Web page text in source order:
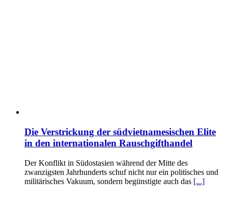
Die Verstrickung der südvietnamesischen Elite
in den internationalen Rauschgifthandel
Der Konflikt in Südostasien während der Mitte des
zwanzigsten Jahrhunderts schuf nicht nur ein politisches und
militärisches Vakuum, sondern begünstigte auch das [...]